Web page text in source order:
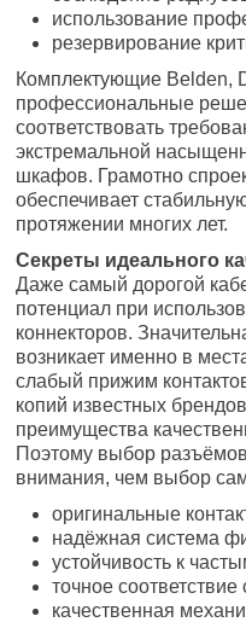
использование
резервирование
Комплектующие Belden,
профессиональные
соответствовать
экстремальной
шкафов. Грамотно
обеспечивает
протяжении многих лет.
Секреты идеального
Даже самый дорогой
потенциал при
коннекторов.
возникает именно в
слабый прижим
копий известных
преимущества
Поэтому выбор
внимания, чем выбор
оригинальные
надёжная система
устойчивость к
точное
качественная